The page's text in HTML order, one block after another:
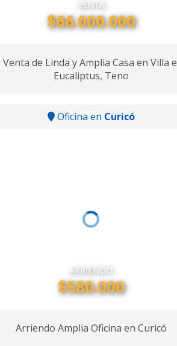
VENTA
$66.000.000
Venta de Linda y Amplia Casa en Villa
Eucaliptus, Teno
Oficina en Curicó
ARRIENDO
$580.000
Arriendo Amplia Oficina en Curicó